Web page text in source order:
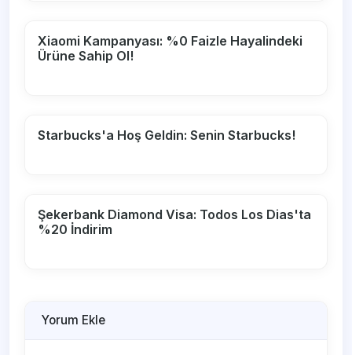
Xiaomi Kampanyası: %0 Faizle Hayalindeki
Ürüne Sahip Ol!
Starbucks'a Hoş Geldin: Senin Starbucks!
Şekerbank Diamond Visa: Todos Los Dias'ta
%20 İndirim
Yorum Ekle